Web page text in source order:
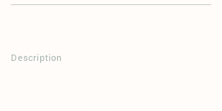
Description